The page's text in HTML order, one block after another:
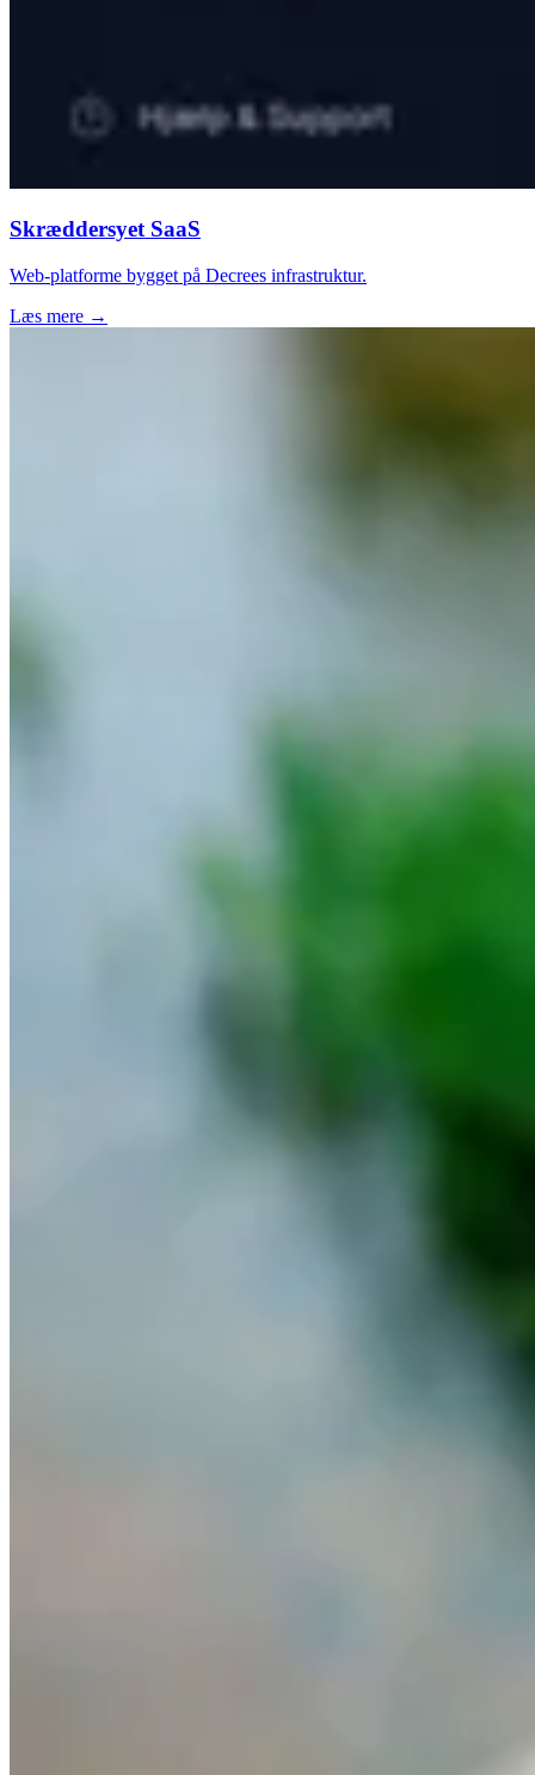
Skræddersyet SaaS
Web-platforme bygget på Decrees infrastruktur.
Læs mere →